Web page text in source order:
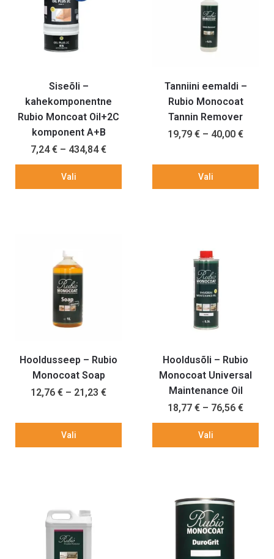
Siseõli –
kahekomponentne
Rubio Moncoat Oil+2C
komponent A+B
7,24€ – 434,84€
Vali
Tanniini eemaldi –
Rubio Monocoat
Tannin Remover
19,79 € – 40,00 €
Vali
Hooldusseep – Rubio
Monocoat Soap
12,76 € – 21,23 €
Vali
Hooldusõli – Rubio
Monocoat Universal
Maintenance Oil
18,77 € – 76,56 €
Vali